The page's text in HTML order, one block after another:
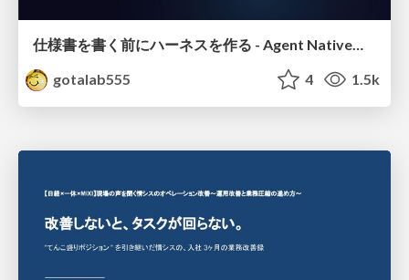
仕様書を書く前にハーネスを作る - Agent Native開発は「探索を速く、判定を固く」
gotalab555
4 1.5k